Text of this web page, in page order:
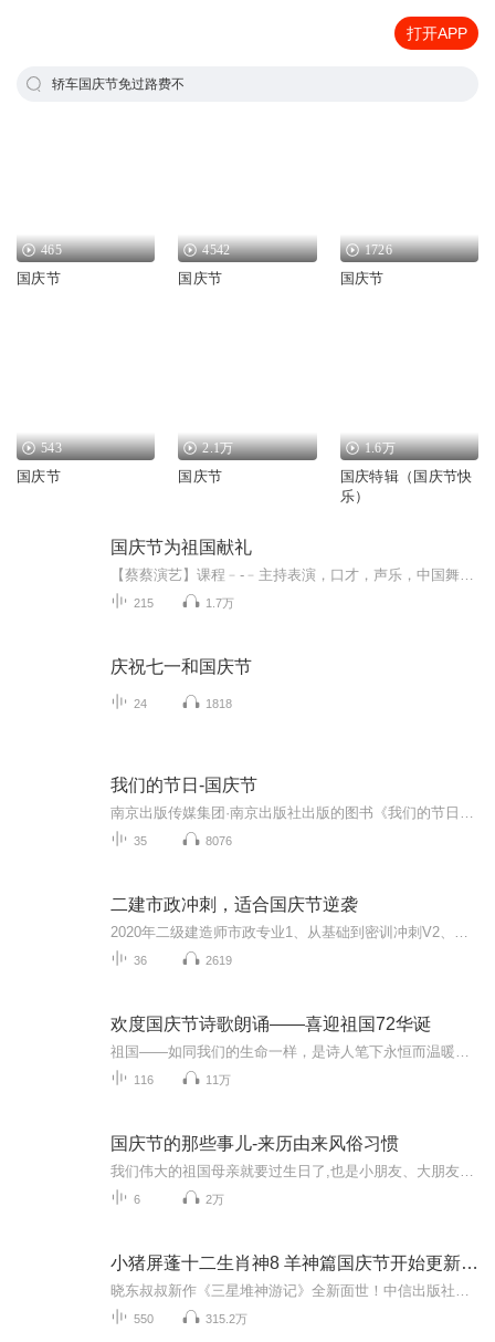
打开APP
轿车国庆节免过路费不
465
国庆节
4542
国庆节
1726
国庆节
543
国庆节
2.1万
国庆节
1.6万
国庆特辑（国庆节快
乐）
国庆节为祖国献礼
215 1.7万
庆祝七一和国庆节
24 1818
我们的节日-国庆节
35 8076
二建市政冲刺，适合国庆节逆袭
36 2619
欢度国庆节诗歌朗诵——喜迎祖国72华诞
116 11万
国庆节的那些事儿-来历由来风俗习惯
6 2万
小猪屏蓬十二生肖神8 羊神篇国庆节开始更新啦！
550 315.2万